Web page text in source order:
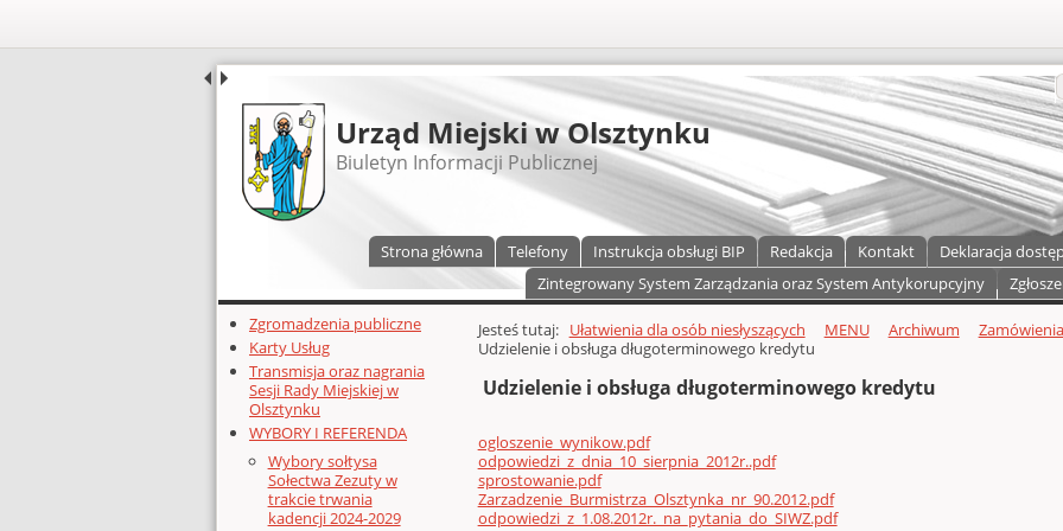
UDOSTĘPNIJ
Urząd Miejski w Olsztynku
Biuletyn Informacji Publicznej
Strona główna Telefony Instrukcja obsługi BIP Redakcja Kontakt Deklaracja
Zintegrowany System Zarządzania oraz System Antykorupcyjny
Dodatkowe zasoby (lewa kolumna)
Zgromadzenia publiczne
Karty Usług
Transmisja oraz nagrania
Sesji Rady Miejskiej w
Olsztynku
WYBORY I REFERENDA
Wybory sołtysa
Sołectwa Zezuty w
trakcie trwania
kadencji 2024-2029
Głównej zawartości
Jesteś tutaj: Ułatwienia dla osób niesłyszących MENU Archiwum
Udzielenie i obsługa długoterminowego kredytu
Udzielenie i obsługa długoterminowego kredytu
ogloszenie_wynikow.pdf
odpowiedzi_z_dnia_10_sierpnia_2012r..pdf
sprostowanie.pdf
Zarzadzenie_Burmistrza_Olsztynka_nr_90.2012.pdf
odpowiedzi_z_1.08.2012r._na_pytania_do_SIWZ.pdf